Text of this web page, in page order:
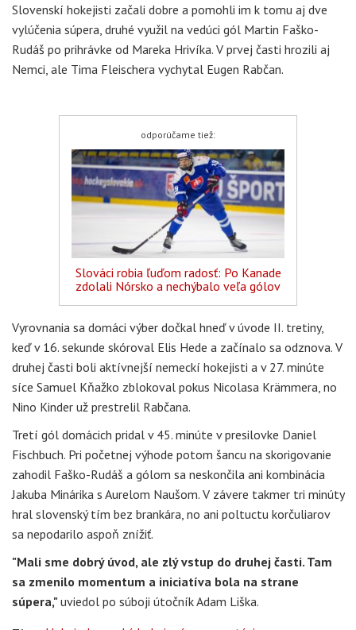
Slovenskí hokejisti začali dobre a pomohli im k tomu aj dve
vylúčenia súpera, druhé využil na vedúci gól Martin Faško-
Rudáš po prihrávke od Mareka Hrivíka. V prvej časti hrozili aj
Nemci, ale Tima Fleischera vychytal Eugen Rabčan.
odporúčame tiež:
Slováci robia ľuďom radosť: Po Kanade
zdolali Nórsko a nechýbalo veľa gólov
Vyrovnania sa domáci výber dočkal hneď v úvode II. tretiny,
keď v 16. sekunde skóroval Elis Hede a začínalo sa odznova. V
druhej časti boli aktívnejší nemeckí hokejisti a v 27. minúte
síce Samuel Kňažko zblokoval pokus Nicolasa Krämmera, no
Nino Kinder už prestrelil Rabčana.
Tretí gól domácich pridal v 45. minúte v presilovke Daniel
Fischbuch. Pri početnej výhode potom šancu na skorigovanie
zahodil Faško-Rudáš a gólom sa neskončila ani kombinácia
Jakuba Minárika s Aurelom Naušom. V závere takmer tri minúty
hral slovenský tím bez brankára, no ani poltuctu korčuliarov
sa nepodarilo aspoň znížiť.
"Mali sme dobrý úvod, ale zlý vstup do druhej časti. Tam
sa zmenilo momentum a iniciatíva bola na strane
súpera,"uviedol po súboji útočník Adam Liška.